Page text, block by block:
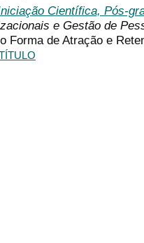
Científica, Pós-
e Gestão de
Forma de Atração e